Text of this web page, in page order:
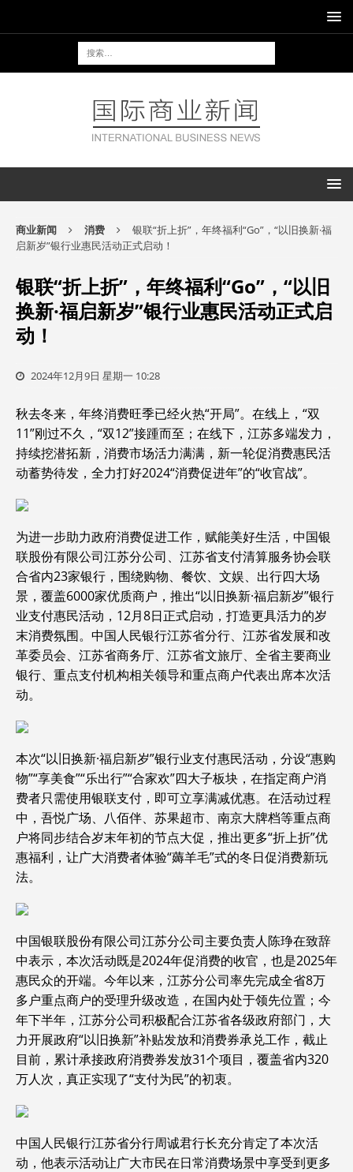
商业新闻 消费
银联“折上折”，年终福利“Go”，“以旧换新·福
启新岁”银行业惠民活动正式启动！
银联“折上折”，年终福利“Go”，“以旧
换新·福启新岁”银行业惠民活动正式启
动！
2024年12月9日 星期一 10:28
秋去冬来，年终消费旺季已经火热“开局”。在线上，“双
11”刚过不久，“双12”接踵而至；在线下，江苏多端发力，
持续挖潜拓新，消费市场活力满满，新一轮促消费惠民活
动蓄势待发，全力打好2024“消费促进年”的“收官战”。
为进一步助力政府消费促进工作，赋能美好生活，中国银
联股份有限公司江苏分公司、江苏省支付清算服务协会联
合省内23家银行，围绕购物、餐饮、文娱、出行四大场
景，覆盖6000家优质商户，推出“以旧换新·福启新岁”银行
业支付惠民活动，12月8日正式启动，打造更具活力的岁
末消费氛围。中国人民银行江苏省分行、江苏省发展和改
革委员会、江苏省商务厅、江苏省文旅厅、全省主要商业
银行、重点支付机构相关领导和重点商户代表出席本次活
动。
本次“以旧换新·福启新岁”银行业支付惠民活动，分设“惠购
物”“享美食”“乐出行”“合家欢”四大子板块，在指定商户消
费者只需使用银联支付，即可立享满减优惠。在活动过程
中，吾悦广场、八佰伴、苏果超市、南京大牌档等重点商
户将同步结合岁末年初的节点大促，推出更多“折上折”优
惠福利，让广大消费者体验“薅羊毛”式的冬日促消费新玩
法。
中国银联股份有限公司江苏分公司主要负责人陈琤在致辞
中表示，本次活动既是2024年促消费的收官，也是2025年
惠民众的开端。今年以来，江苏分公司率先完成全省8万
多户重点商户的受理升级改造，在国内处于领先位置；今
年下半年，江苏分公司积极配合江苏省各级政府部门，大
力开展政府“以旧换新”补贴发放和消费券承兑工作，截止
目前，累计承接政府消费券发放31个项目，覆盖省内320
万人次，真正实现了“支付为民”的初衷。
中国人民银行江苏省分行周诚君行长充分肯定了本次活
动，他表示活动让广大市民在日常消费场景中享受到更多